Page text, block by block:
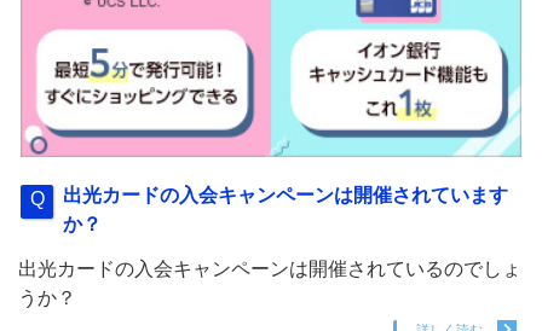
出光カードの入会キャンペーンは開催されています
か？
出光カードの入会キャンペーンは開催されているのでしょ
うか？